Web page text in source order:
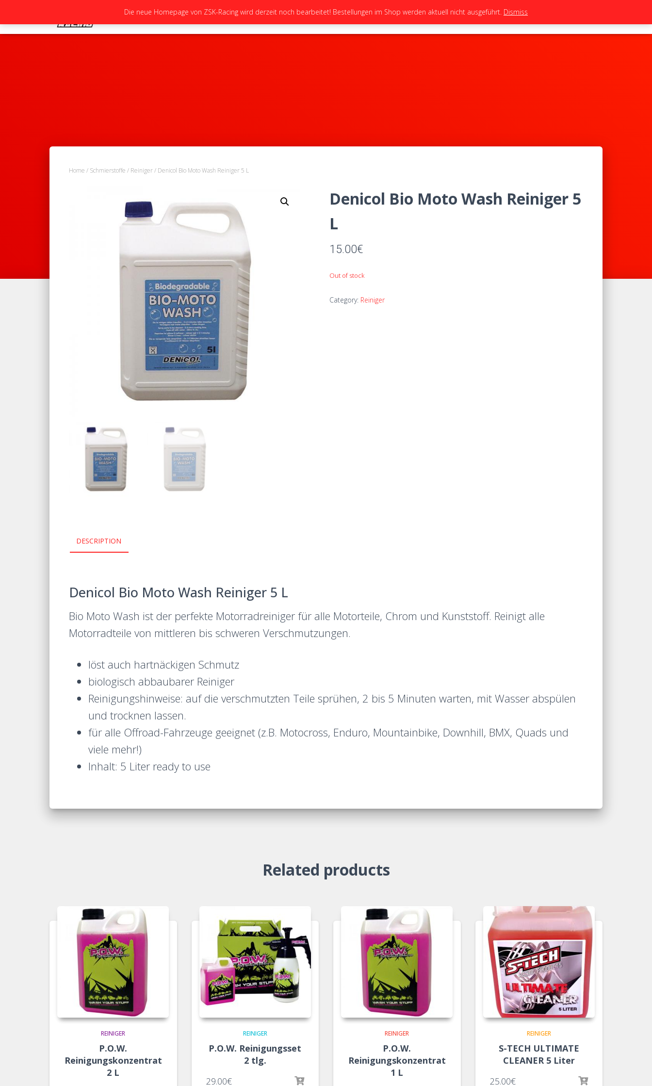
STARTSEITE NEUIGKEITEN GALERIE TEAM TUNING BIKES
Home / Schmierstoffe / Reiniger/ Denicol Bio Moto Wash Reiniger 5 L
Denicol Bio Moto Wash Reiniger 5
L
15.00€
Out of stock
Category: Reiniger
DESCRIPTION
Denicol Bio Moto Wash Reiniger 5 L
Bio Moto Wash ist der perfekte Motorradreiniger für alle Motorteile, Chrom und Kunststoff. Reinigt alle
Motorradteile von mittleren bis schweren Verschmutzungen.
löst auch hartnäckigen Schmutz
biologisch abbaubarer Reiniger
Reinigungshinweise: auf die verschmutzten Teile sprühen, 2 bis 5 Minuten warten, mit Wasser abspülen
und trocknen lassen.
für alle Offroad-Fahrzeuge geeignet (z.B. Motocross, Enduro, Mountainbike, Downhill, BMX, Quads und
viele mehr!)
Inhalt: 5 Liter ready to use
Related products
REINIGER
P.O.W.
Reinigungskonzentrat
2 L
REINIGER
P.O.W. Reinigungsset
2 tlg.
29.00€
REINIGER
P.O.W.
Reinigungskonzentrat
1 L
REINIGER
S-TECH ULTIMATE
CLEANER 5 Liter
25.00€
Die neue Homepage von ZSK-Racing wird derzeit noch bearbeitet! Bestellungen im Shop werden aktuell nicht ausgeführt. Dismiss